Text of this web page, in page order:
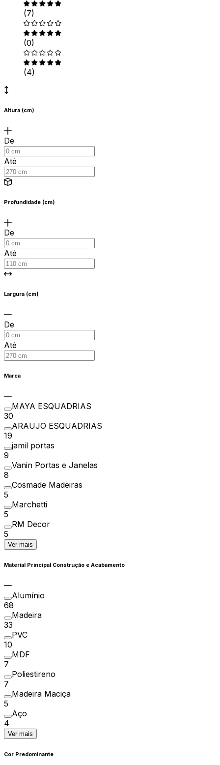
(7)
(0)
(4)
Altura (cm)
De
Até
Profundidade (cm)
De
Até
Largura (cm)
De
Até
Marca
MAYA ESQUADRIAS
30
ARAUJO ESQUADRIAS
19
jamil portas
9
Vanin Portas e Janelas
8
Cosmade Madeiras
5
Marchetti
5
RM Decor
5
Ver mais
Material Principal Construção e Acabamento
Alumínio
68
Madeira
33
PVC
10
MDF
7
Poliestireno
7
Madeira Maciça
5
Aço
4
Ver mais
Cor Predominante